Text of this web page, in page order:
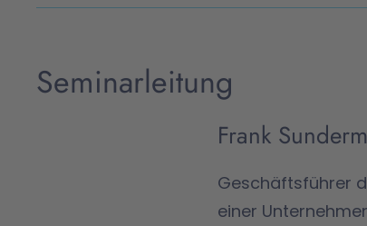
Seminarleitung
Frank
Geschäftsführer
einer